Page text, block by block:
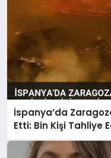
İspanya’da
Etti: Bin Kişi Tahliye